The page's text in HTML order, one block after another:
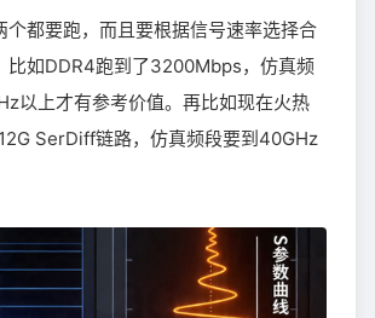
个都要跑，而且要根据信号速率选择合
比如DDR4跑到了3200Mbps，仿真频
以上才有参考价值。再比如现在火热
SerDiff链路，仿真频段要到40GHz